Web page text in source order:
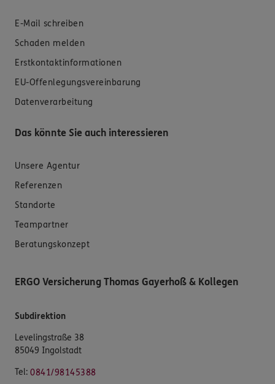
E-Mail schreiben
Schaden melden
Erstkontaktinformationen
EU-Offenlegungsvereinbarung
Datenverarbeitung
Das könnte Sie auch interessieren
Unsere Agentur
Referenzen
Standorte
Teampartner
Beratungskonzept
ERGO Versicherung Thomas Gayerhoß & Kollegen
Subdirektion
Levelingstraße 38
85049 Ingolstadt
Tel: 0841/98145388